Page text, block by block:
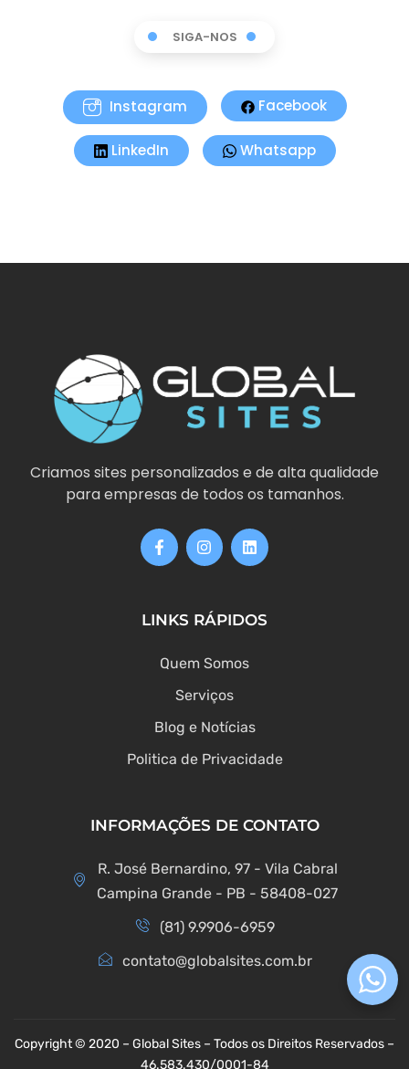
SIGA-NOS
Instagram Facebook
LinkedIn Whatsapp
Criamos sites personalizados e de alta qualidade
para empresas de todos os tamanhos.
LINKS RÁPIDOS
Quem Somos
Serviços
Blog e Notícias
Politica de Privacidade
INFORMAÇÕES DE CONTATO
R. José Bernardino, 97 - Vila Cabral
Campina Grande - PB - 58408-027
(81) 9.9906-6959
contato@globalsites.com.br
Copyright © 2020 – Global Sites – Todos os Direitos Reservados –
46.583.430/0001-84